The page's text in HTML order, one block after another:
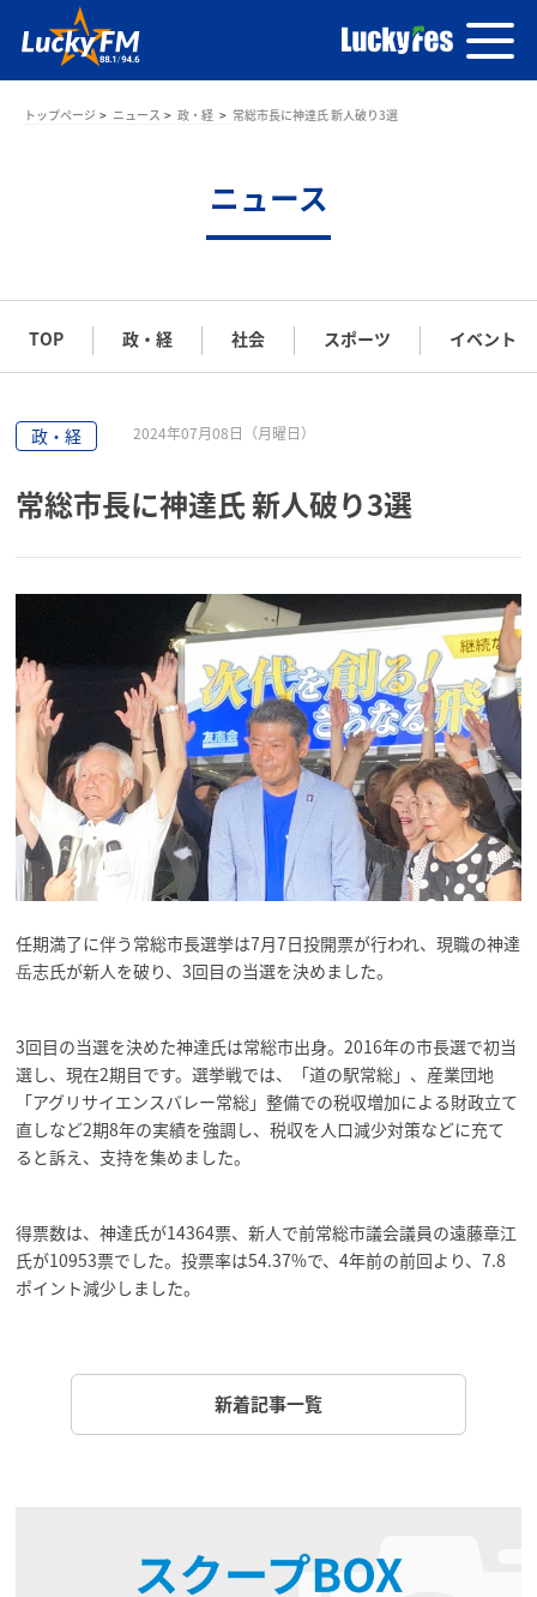
トップページ ニュース 政・経 常総市長に神達氏 新人破り3選
ニュース
TOP 政・経 社会 スポーツ イベント
政・経 2024年07月08日（月曜日）
常総市長に神達氏 新人破り3選
任期満了に伴う常総市長選挙は7月7日投開票が行われ、現職の神達
岳志氏が新人を破り、3回目の当選を決めました。
3回目の当選を決めた神達氏は常総市出身。2016年の市長選で初当
選し、現在2期目です。選挙戦では、「道の駅常総」、産業団地
「アグリサイエンスバレー常総」整備での税収増加による財政立て
直しなど2期8年の実績を強調し、税収を人口減少対策などに充て
ると訴え、支持を集めました。
得票数は、神達氏が14364票、新人で前常総市議会議員の遠藤章江
氏が10953票でした。投票率は54.37%で、4年前の前回より、7.8
ポイント減少しました。
新着記事一覧